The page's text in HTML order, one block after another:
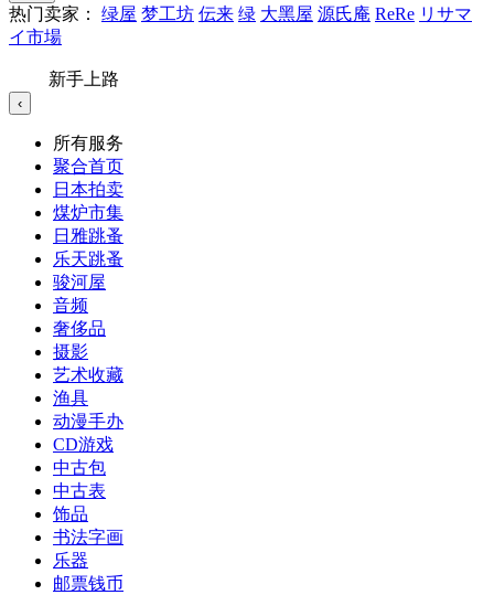
热门卖家： 绿屋 梦工坊 伝来 绿 大黑屋 源氏庵 ReRe リサマ
イ市場
新手上路
‹
所有服务
聚合首页
日本拍卖
煤炉市集
日雅跳蚤
乐天跳蚤
骏河屋
音频
奢侈品
摄影
艺术收藏
渔具
动漫手办
CD游戏
中古包
中古表
饰品
书法字画
乐器
邮票钱币